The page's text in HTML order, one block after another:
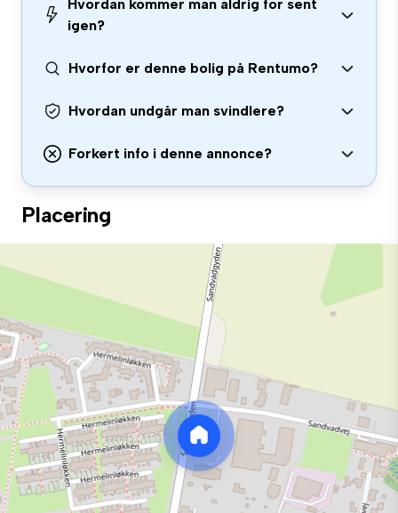
Hvordan kommer man aldrig for sent
igen?
Hvorfor er denne bolig på Rentumo?
Hvordan undgår man svindlere?
Forkert info i denne annonce?
Placering